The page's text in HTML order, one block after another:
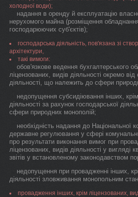
холодної води);
надання в оренду й експлуатацію
нерухомого майна (розміщення
господарюючих суб'єктів);
господарська діяльність, пов'язана зі
архітектури,
такі вимоги:
обов'язкове ведення бухгалтерського
ліцензованих, видів діяльності окремо від
діяльності, що належить до сфери
недопущення субсидіювання інших,
діяльності за рахунок господарської
сфери природних монополій;
необхідність надання до Національної
державне регулювання у сфері
про результати виконання вимог при
ліцензованих, видів діяльності у вигляді
звітів у встановленому законодавством
недопущення при провадженні інших,
діяльності зловживання монопольним
провадження інших, крім ліцензованих,